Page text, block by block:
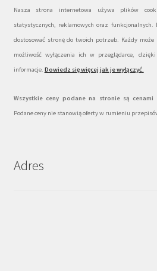
Nasza strona internetowa używa plików
statystycznych, reklamowych oraz
dostosować stronę do twoich potrzeb. Każdy
możliwość wyłączenia ich w przeglądarce,
informacje. Dowiedz się więcej jak je wyłączyć.
Wszystkie ceny podane na stronie są
Podane ceny nie stanowią oferty w rumieniu
Adres